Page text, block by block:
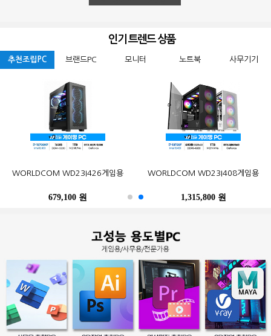
인기 트렌드 상품
추천조립PC 브랜드PC 모니터 노트북 사무기기
WORLDCOM WD23I426게임용
679,100 원
WORLDCOM WD23I408게임용
1,315,800 원
N100 Win10Pro (4GB, M.2
402,900 원
N10C6L2M Fanless Wi-Fi 6E Win11
486,200 원
MSI G27CQ4 E2 게이밍 170
WQHD HDR 무결점
249,000 원
한성컴퓨터 TFG32Q07P IPS QHD
리얼 75
247,500 원
포유디지탈 iMUZ 컨버터 탭 14 PRO
(스탠드 포함, SSD 256GB)
490,500 원
삼성전자 2017 노트북9 Always
NT900X3N-K517S (기본)
39,300 원
삼성전자 SL-C513W (기본토너)
259,000 원
Epson 정품 무한 L6290 (무한잉크)
396,000 원